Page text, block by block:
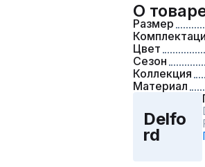
О
Размер
Цвет
Сезон
Коллекция
Материал
Delfo
rd